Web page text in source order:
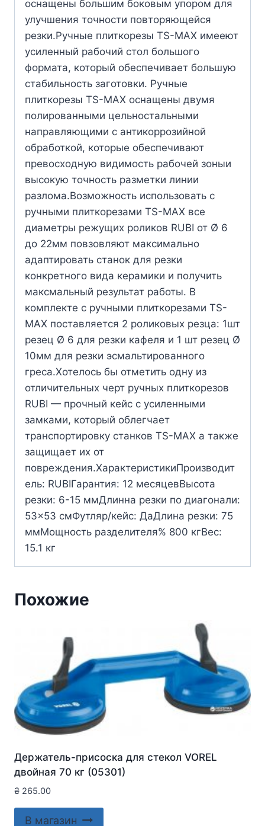
оснащены большим боковым упором для
улучшения точности повторяющейся
резки.Ручные плиткорезы TS-MAX имееют
усиленный рабочий стол большого
формата, который обеспечивает большую
стабильность заготовки. Ручные
плиткорезы TS-MAX оснащены двумя
полированными цельностальными
направляющими с антикоррозийной
обработкой, которые обеспечивают
превосходную видимость рабочей зоныи
высокую точность разметки линии
разлома.Возможность использовать с
ручными плиткорезами TS-MAX все
диаметры режущих роликов RUBI от Ø 6
до 22мм повзовляют максимально
адаптировать станок для резки
конкретного вида керамики и получить
максмальный результат работы. В
комплекте с ручными плиткорезами TS-
MAX поставляется 2 роликовых резца: 1шт
резец Ø 6 для резки кафеля и 1 шт резец Ø
10мм для резки эсмальтированного
греса.Хотелось бы отметить одну из
отличительных черт ручных плиткорезов
RUBI — прочный кейс с усиленными
замками, который облегчает
транспортировку станков TS-MAX а также
защищает их от
повреждения.ХарактеристикиПроизводит
ель: RUBIГарантия: 12 месяцевВысота
резки: 6-15 ммДлинна резки по диагонали:
53×53 смФутляр/кейс: ДаДлина резки: 75
ммМощность разделителя% 800 кгВес:
15.1 кг
Похожие
Держатель-присоска для стекол VOREL
двойная 70 кг (05301)
₴ 265.00
В магазин